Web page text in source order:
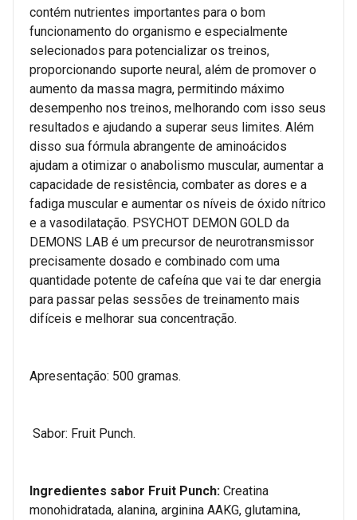
contém nutrientes importantes para o bom
funcionamento do organismo e especialmente
selecionados para potencializar os treinos,
proporcionando suporte neural, além de promover o
aumento da massa magra, permitindo máximo
desempenho nos treinos, melhorando com isso seus
resultados e ajudando a superar seus limites. Além
disso sua fórmula abrangente de aminoácidos
ajudam a otimizar o anabolismo muscular, aumentar a
capacidade de resistência, combater as dores e a
fadiga muscular e aumentar os níveis de óxido nítrico
e a vasodilatação. PSYCHOT DEMON GOLD da
DEMONS LAB é um precursor de neurotransmissor
precisamente dosado e combinado com uma
quantidade potente de cafeína que vai te dar energia
para passar pelas sessões de treinamento mais
difíceis e melhorar sua concentração.
Apresentação: 500 gramas.
Sabor: Fruit Punch.
Ingredientes sabor Fruit Punch: Creatina
monohidratada, alanina, arginina AAKG, glutamina,